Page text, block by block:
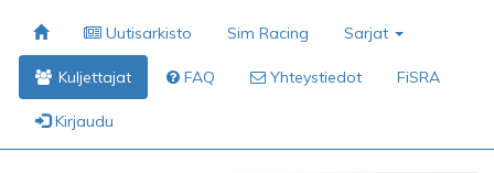
Uutisarkisto Sim Racing Sarjat
Kuljettajat FAQ Yhteystiedot FiSRA
Kirjaudu